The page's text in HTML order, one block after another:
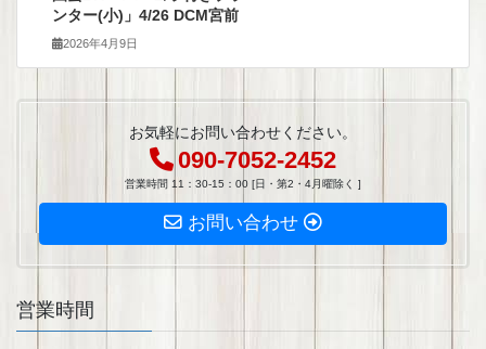
ンター(小)」4/26 DCM宮前
2026年4月9日
お気軽にお問い合わせください。
090-7052-2452
営業時間 11：30-15：00 [日・第2・4月曜除く ]
お問い合わせ
営業時間